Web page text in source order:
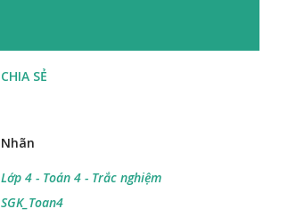
CHIA SẺ
Nhãn
Lớp 4 - Toán 4 - Trắc nghiệm
SGK_Toan4